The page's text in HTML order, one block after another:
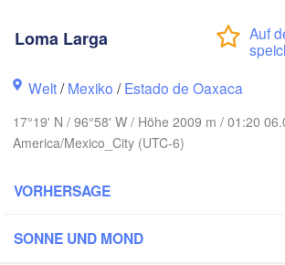
Loma Larga
Welt/Mexiko /Estado de Oaxaca
17°19' N / 96°58' W / Höhe 2009 m / 01:20
America/Mexico_City (UTC-6)
VORHERSAGE
SONNE UND MOND
Luis Potosí